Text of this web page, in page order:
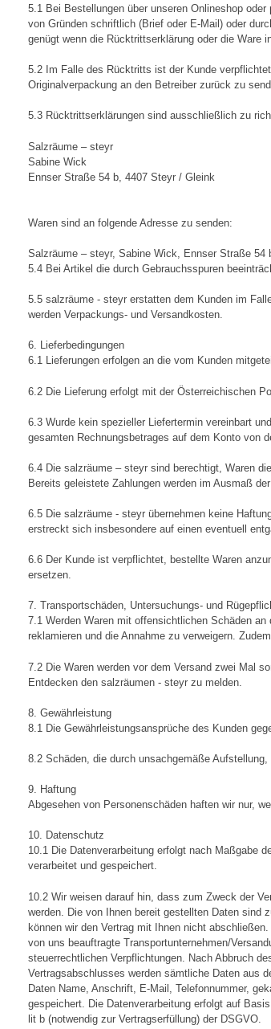
5.1 Bei Bestellungen über unseren Onlineshop
von Gründen schriftlich (Brief oder E-Mail) oder
genügt wenn die Rücktrittserklärung oder die Ware
5.2 Im Falle des Rücktritts ist der Kunde
Originalverpackung an den Betreiber zurück zu
5.3 Rücktrittserklärungen sind ausschließlich zu
Salzräume – steyr
Sabine Wick
Ennser Straße 54 b, 4407 Steyr / Gleink
Waren sind an folgende Adresse zu senden:
Salzräume – steyr, Sabine Wick, Ennser Straße 54
5.4 Bei Artikel die durch Gebrauchsspuren
5.5 salzräume - steyr erstatten dem Kunden im
werden Verpackungs- und Versandkosten.
6. Lieferbedingungen
6.1 Lieferungen erfolgen an die vom Kunden
6.2 Die Lieferung erfolgt mit der Österreichischen
6.3 Wurde kein spezieller Liefertermin vereinbart
gesamten Rechnungsbetrages auf dem Konto von
6.4 Die salzräume – steyr sind berechtigt, Waren
Bereits geleistete Zahlungen werden im Ausmaß
6.5 Die salzräume - steyr übernehmen keine
erstreckt sich insbesondere auf einen eventuell
6.6 Der Kunde ist verpflichtet, bestellte Waren
ersetzen.
7. Transportschäden, Untersuchungs- und
7.1 Werden Waren mit offensichtlichen Schäden
reklamieren und die Annahme zu verweigern.
7.2 Die Waren werden vor dem Versand zwei Mal
Entdecken den salzräumen - steyr zu melden.
8. Gewährleistung
8.1 Die Gewährleistungsansprüche des Kunden
8.2 Schäden, die durch unsachgemäße
9. Haftung
Abgesehen von Personenschäden haften wir nur,
10. Datenschutz
10.1 Die Datenverarbeitung erfolgt nach Maßgabe
verarbeitet und gespeichert.
10.2 Wir weisen darauf hin, dass zum Zweck der
werden. Die von Ihnen bereit gestellten Daten sind
können wir den Vertrag mit Ihnen nicht
von uns beauftragte Transportunternehmen/
steuerrechtlichen Verpflichtungen. Nach Abbruch
Vertragsabschlusses werden sämtliche Daten aus
Daten Name, Anschrift, E-Mail, Telefonnummer,
gespeichert. Die Datenverarbeitung erfolgt auf
lit b (notwendig zur Vertragserfüllung) der DSGVO.